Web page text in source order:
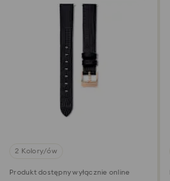
2 Kolory/ów
Produkt dostępny wyłącznie online